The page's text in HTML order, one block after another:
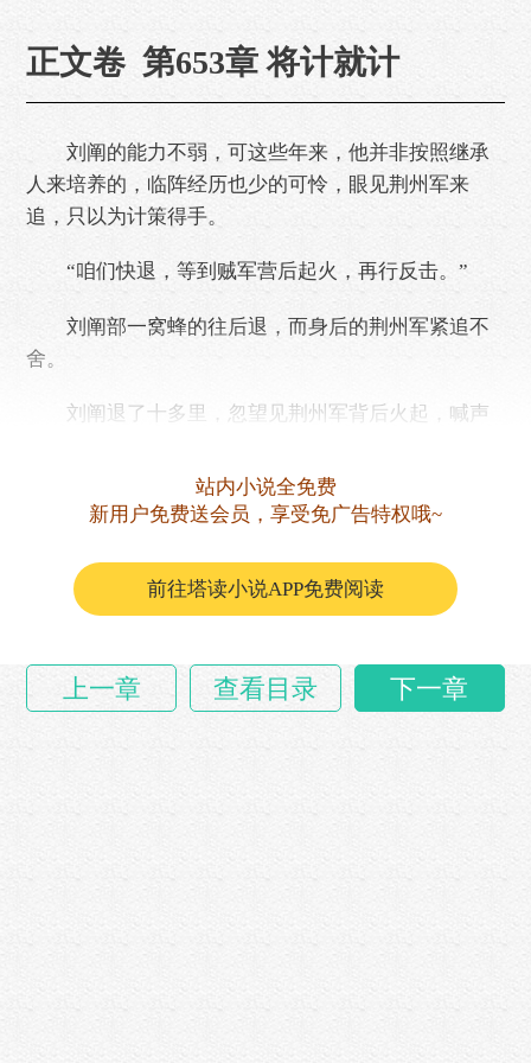
正文卷 第653章 将计就计
刘阐的能力不弱，可这些年来，他并非按照继承
人来培养的，临阵经历也少的可怜，眼见荆州军来
追，只以为计策得手。
“咱们快退，等到贼军营后起火，再行反击。”
刘阐部一窝蜂的往后退，而身后的荆州军紧追不
舍。
刘阐退了十多里，忽望见荆州军背后火起，喊声
刘阐大喜过望。
站内小说全免费
新用户免费送会员，享受免广告特权哦~
前往塔读小说APP免费阅读
上一章 查看目录 下一章